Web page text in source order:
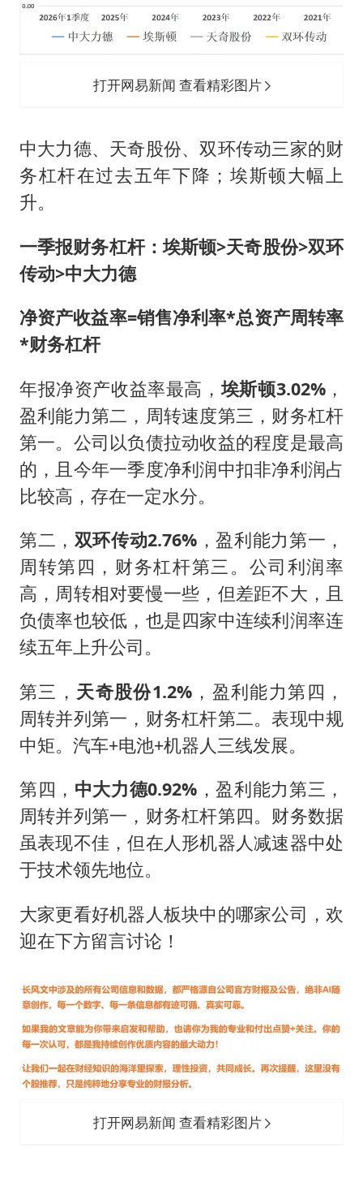
打开网易新闻 查看精彩图片
中大力德、天奇股份、双环传动三家的财
务杠杆在过去五年下降；埃斯顿大幅上
升。
一季报财务杠杆：埃斯顿>天奇股份>双环
传动>中大力德
净资产收益率=销售净利率*总资产周转率
*财务杠杆
年报净资产收益率最高，埃斯顿3.02%，
盈利能力第二，周转速度第三，财务杠杆
第一。公司以负债拉动收益的程度是最高
的，且今年一季度净利润中扣非净利润占
比较高，存在一定水分。
第二， 双环传动2.76% ，盈利能力第一，
周转第四，财务杠杆第三。公司利润率
高，周转相对要慢一些，但差距不大，且
负债率也较低，也是四家中连续利润率连
续五年上升公司。
第三， 天奇股份1.2%，盈利能力第四，
周转并列第一，财务杠杆第二。表现中规
中矩。汽车+电池+机器人三线发展。
第四， 中大力德0.92% ，盈利能力第三，
周转并列第一，财务杠杆第四。财务数据
虽表现不佳，但在人形机器人减速器中处
于技术领先地位。
大家更看好机器人板块中的哪家公司，欢
迎在下方留言讨论！
打开网易新闻 查看精彩图片